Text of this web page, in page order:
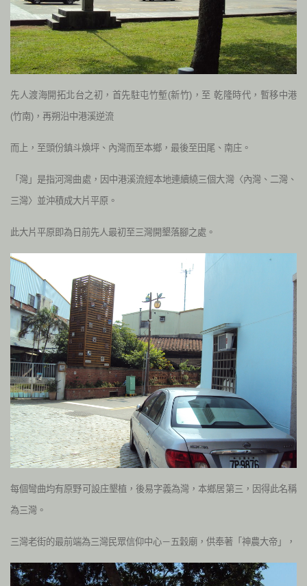
先人渡海開拓北台之初，首先駐屯竹塹(新竹)，至 乾隆時代，暫移中港
(竹南)，再朔沿中港溪逆流
而上，至頭份鎮斗煥坪、內灣而至本鄉，最後至田尾、南庄。
「灣」是指河灣曲處，因中港溪流經本地連續繞三個大灣〈內灣、二灣、
三灣〉並沖積成大片平原。
此大片平原即為日前先人最初至三灣開墾落腳之處。
每個彎曲均有原野可設庄墾植，後易字義為灣，本鄉居第三，因得此名稱
為三灣。
三灣老街的最前端為三灣民眾信仰中心－五穀廟，供奉著「神農大帝」，